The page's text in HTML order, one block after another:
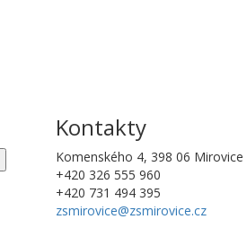
Kontakty
Komenského 4, 398 06 Mirovice
+420 326 555 960
+420 731 494 395
zsmirovice@zsmirovice.cz